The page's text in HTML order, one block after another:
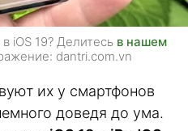
iOS 19? Делитесь в нашем
dantri.com.vn
их у смартфонов
доведя до ума.